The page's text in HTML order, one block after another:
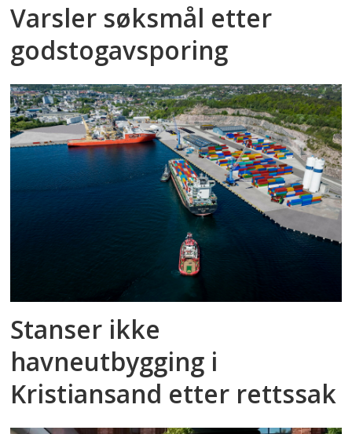
Varsler søksmål etter
godstog­avsporing
Stanser ikke
havneutbygging i
Kristiansand etter rettssak